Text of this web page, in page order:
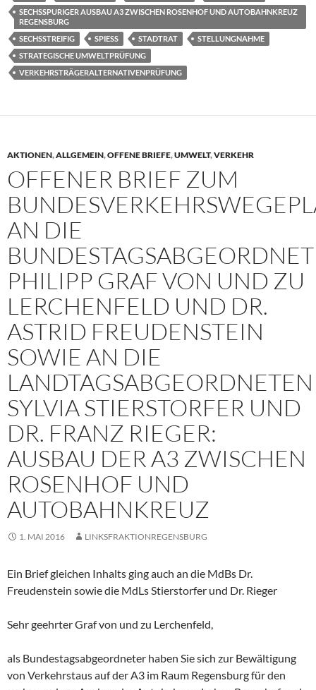
SECHSSPURIGER AUSBAU A3 ZWISCHEN ROSENHOF UND AUTOBAHNKREUZ
REGENSBURG
SECHSSTREIFIG
SPIESS STADTRAT
STELLUNGNAHME
STRATEGISCHE UMWELTPRÜFUNG
VERKEHRSTRÄGERALTERNATIVENPRÜFUNG
AKTIONEN,ALLGEMEIN,OFFENE BRIEFE,UMWELT,VERKEHR
OFFENER BRIEF ZUM
AN DIE
PHILIPP GRAF VON UND ZU
LERCHENFELD UND DR.
ASTRID FREUDENSTEIN
SOWIE AN DIE
LANDTAGSABGEORDNETEN
SYLVIA STIERSTORFER UND
DR. FRANZ RIEGER:
AUSBAU DER A3 ZWISCHEN
ROSENHOF UND
AUTOBAHNKREUZ
1. MAI 2016 LINKSFRAKTIONREGENSBURG
Ein Brief gleichen Inhalts ging auch an die MdBs Dr.
Freudenstein sowie die MdLs Stierstorfer und Dr. Rieger
Sehr geehrter Graf von und zu Lerchenfeld,
als Bundestagsabgeordneter haben Sie sich zur Bewältigung
von Verkehrstaus auf der A3 im Raum Regensburg für den